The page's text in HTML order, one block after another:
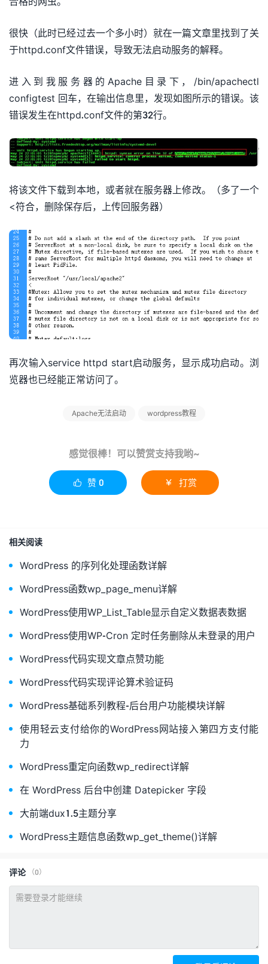
很快（此时已经过去一个多小时）就在一篇文章里找到了关
于httpd.conf文件错误，导致无法启动服务的解释。
进入到我服务器的Apache目录下，/bin/apachectl
configtest 回车，在输出信息里，发现如图所示的错误。该
错误发生在httpd.conf文件的第32行。
将该文件下载到本地，或者就在服务器上修改。（多了一个
<符合，删除保存后，上传回服务器）
再次输入service httpd start启动服务，显示成功启动。浏
览器也已经能正常访问了。
Apache无法启动 wordpress教程
感觉很棒！可以赞赏支持我哟~
 赞 0  打赏
相关阅读
WordPress 的序列化处理函数详解
WordPress函数wp_page_menu详解
WordPress使用WP_List_Table显示自定义数据表数据
WordPress使用WP-Cron 定时任务删除从未登录的用户
WordPress代码实现文章点赞功能
WordPress代码实现评论算术验证码
WordPress基础系列教程-后台用户功能模块详解
使用轻云支付给你的WordPress网站接入第四方支付能
力
WordPress重定向函数wp_redirect详解
在 WordPress 后台中创建 Datepicker 字段
大前端dux1.5主题分享
WordPress主题信息函数wp_get_theme()详解
评论（0）